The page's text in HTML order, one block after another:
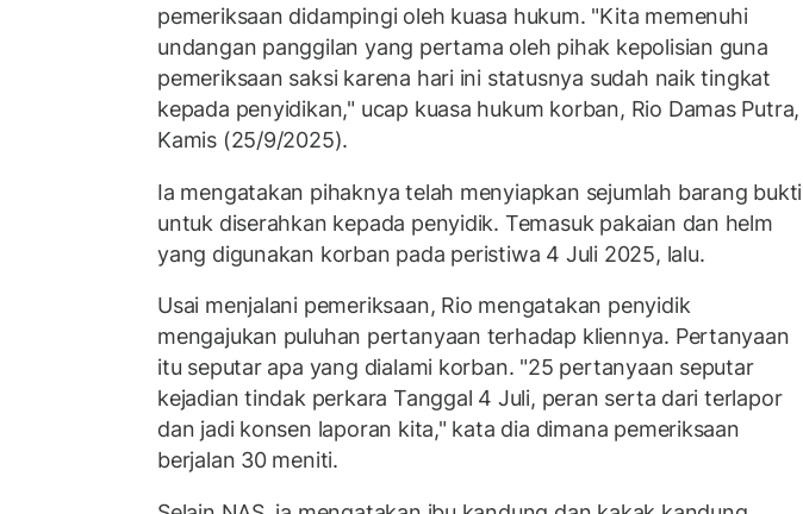
pemeriksaan didampingi oleh kuasa hukum. "Kita memenuhi
undangan panggilan yang pertama oleh pihak kepolisian guna
pemeriksaan saksi karena hari ini statusnya sudah naik tingkat
kepada penyidikan," ucap kuasa hukum korban, Rio Damas Putra,
Kamis (25/9/2025).
Ia mengatakan pihaknya telah menyiapkan sejumlah barang bukti
untuk diserahkan kepada penyidik. Temasuk pakaian dan helm
yang digunakan korban pada peristiwa 4 Juli 2025, lalu.
Usai menjalani pemeriksaan, Rio mengatakan penyidik
mengajukan puluhan pertanyaan terhadap kliennya. Pertanyaan
itu seputar apa yang dialami korban. "25 pertanyaan seputar
kejadian tindak perkara Tanggal 4 Juli, peran serta dari terlapor
dan jadi konsen laporan kita," kata dia dimana pemeriksaan
berjalan 30 meniti.